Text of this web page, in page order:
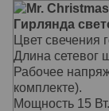
Mr.
Гирлянда
Цвет свечения
Длина сетевог
Рабочее
комплекте).
Мощность 15 Вт.